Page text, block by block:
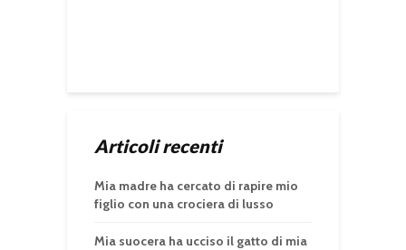
Articoli recenti
Mia madre ha cercato di rapire mio
figlio con una crociera di lusso
Mia suocera ha ucciso il gatto di mia